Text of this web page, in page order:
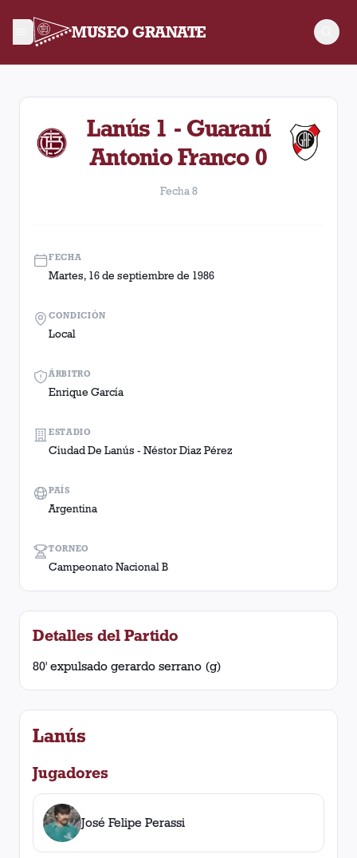
MUSEO GRANATE
Fecha 8. Partido entre Lanús y Guaraní Antonio Franco
Lanús 1 - Guaraní
Antonio Franco 0
Fecha 8
FECHA
Martes, 16 de septiembre de 1986
ÁRBITRO
Enrique García
TORNEO
Campeonato Nacional B
CONDICIÓN
Local
ESTADIO
Ciudad De Lanús - Néstor Diaz Pérez
PAÍS
Argentina
Detalles del Partido
80' expulsado gerardo serrano (g)
Lanús
Jugadores
José Felipe Perassi